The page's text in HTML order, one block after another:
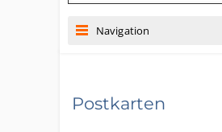
Navigation
Postkarten